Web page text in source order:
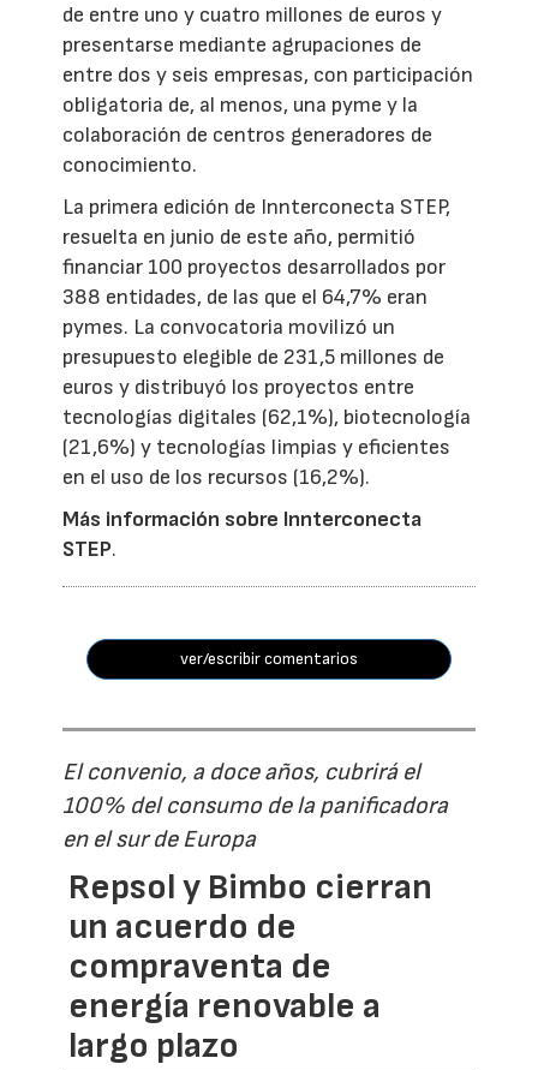
de entre uno y cuatro millones de euros y
presentarse mediante agrupaciones de
entre dos y seis empresas, con participación
obligatoria de, al menos, una pyme y la
colaboración de centros generadores de
conocimiento.
La primera edición de Innterconecta STEP,
resuelta en junio de este año, permitió
financiar 100 proyectos desarrollados por
388 entidades, de las que el 64,7% eran
pymes. La convocatoria movilizó un
presupuesto elegible de 231,5 millones de
euros y distribuyó los proyectos entre
tecnologías digitales (62,1%), biotecnología
(21,6%) y tecnologías limpias y eficientes
en el uso de los recursos (16,2%).
Más información sobre Innterconecta
STEP.
ver/escribir comentarios
El convenio, a doce años, cubrirá el
100% del consumo de la panificadora
en el sur de Europa
Repsol y Bimbo cierran
un acuerdo de
compraventa de
energía renovable a
largo plazo